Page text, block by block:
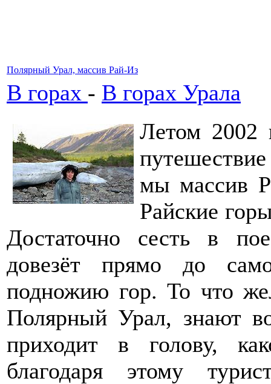
Полярный Урал, массив Рай-Из
В горах - В горах Урала
Летом 2002
мы массив
Райские
Достаточно сесть в
довезёт прямо до
подножию гор. То что
Полярный Урал, знают
приходит в голову,
благодаря этому